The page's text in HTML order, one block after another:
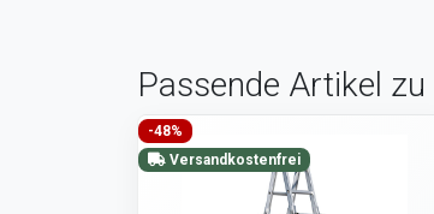
Passende Artikel
-48%
Versandkostenfrei